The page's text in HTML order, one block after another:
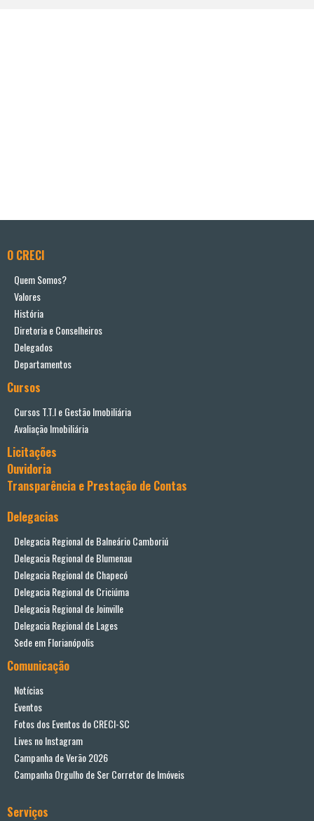
O CRECI
Quem Somos?
Valores
História
Diretoria e Conselheiros
Delegados
Departamentos
Cursos
Cursos T.T.I e Gestão Imobiliária
Avaliação Imobiliária
Licitações
Ouvidoria
Transparência e Prestação de Contas
Delegacias
Delegacia Regional de Balneário Camboriú
Delegacia Regional de Blumenau
Delegacia Regional de Chapecó
Delegacia Regional de Criciúma
Delegacia Regional de Joinville
Delegacia Regional de Lages
Sede em Florianópolis
Comunicação
Notícias
Eventos
Fotos dos Eventos do CRECI-SC
Lives no Instagram
Campanha de Verão 2026
Campanha Orgulho de Ser Corretor de Imóveis
Serviços